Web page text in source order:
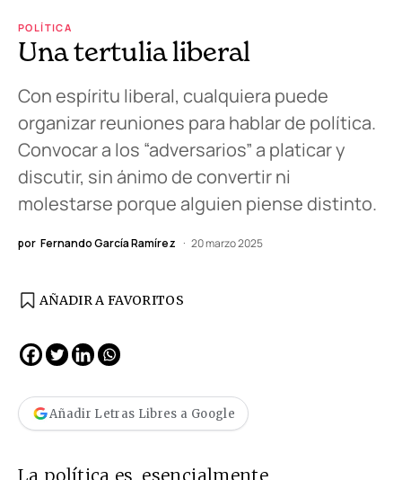
POLÍTICA
Una tertulia liberal
Con espíritu liberal, cualquiera puede
organizar reuniones para hablar de política.
Convocar a los “adversarios” a platicar y
discutir, sin ánimo de convertir ni
molestarse porque alguien piense distinto.
por Fernando García Ramírez 20 marzo 2025
AÑADIR A FAVORITOS
Añadir Letras Libres a Google
La política es, esencialmente,